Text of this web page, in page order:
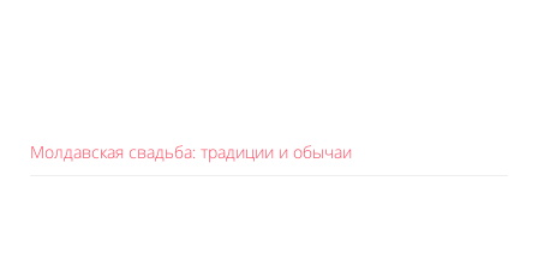
Молдавская свадьба: традиции и обычаи